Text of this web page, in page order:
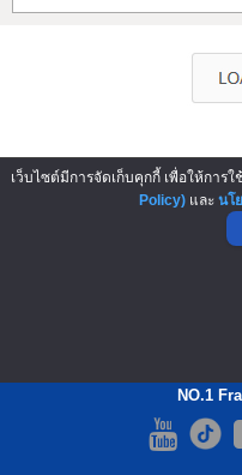
▲
NO.1
เว็บไซต์มีการจัดเก็บคุกกี้ เพื่อให้การ
Policy)และ นโ